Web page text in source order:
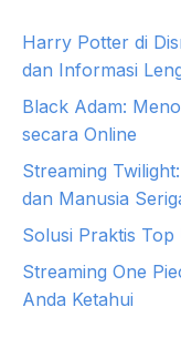
Harry Potter di
dan Informasi
Black Adam:
secara Online
Streaming
dan Manusia
Solusi Praktis
Streaming One
Anda Ketahui